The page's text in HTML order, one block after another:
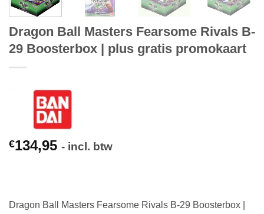
Dragon Ball Masters Fearsome Rivals B-
29 Boosterbox | plus gratis promokaart
€134,95 - incl. btw
Dragon Ball Masters Fearsome Rivals B-29 Boosterbox |